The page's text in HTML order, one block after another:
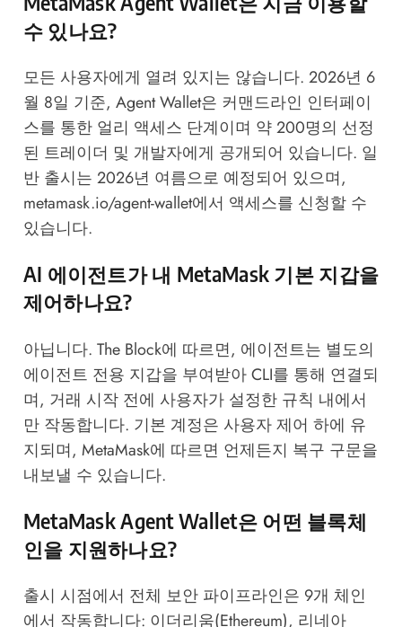
수 있나요?
모든 사용자에게 열려 있지는 않습니다. 2026년 6
월 8일 기준, Agent Wallet은 커맨드라인 인터페이
스를 통한 얼리 액세스 단계이며 약 200명의 선정
된 트레이더 및 개발자에게 공개되어 있습니다. 일
반 출시는 2026년 여름으로 예정되어 있으며,
metamask.io/agent-wallet에서 액세스를 신청할 수
있습니다.
AI 에이전트가 내 MetaMask 기본 지갑을
제어하나요?
아닙니다. The Block에 따르면, 에이전트는 별도의
에이전트 전용 지갑을 부여받아 CLI를 통해 연결되
며, 거래 시작 전에 사용자가 설정한 규칙 내에서
만 작동합니다. 기본 계정은 사용자 제어 하에 유
지되며, MetaMask에 따르면 언제든지 복구 구문을
내보낼 수 있습니다.
MetaMask Agent Wallet은 어떤 블록체
인을 지원하나요?
출시 시점에서 전체 보안 파이프라인은 9개 체인
에서 작동합니다: 이더리움(Ethereum), 리네아